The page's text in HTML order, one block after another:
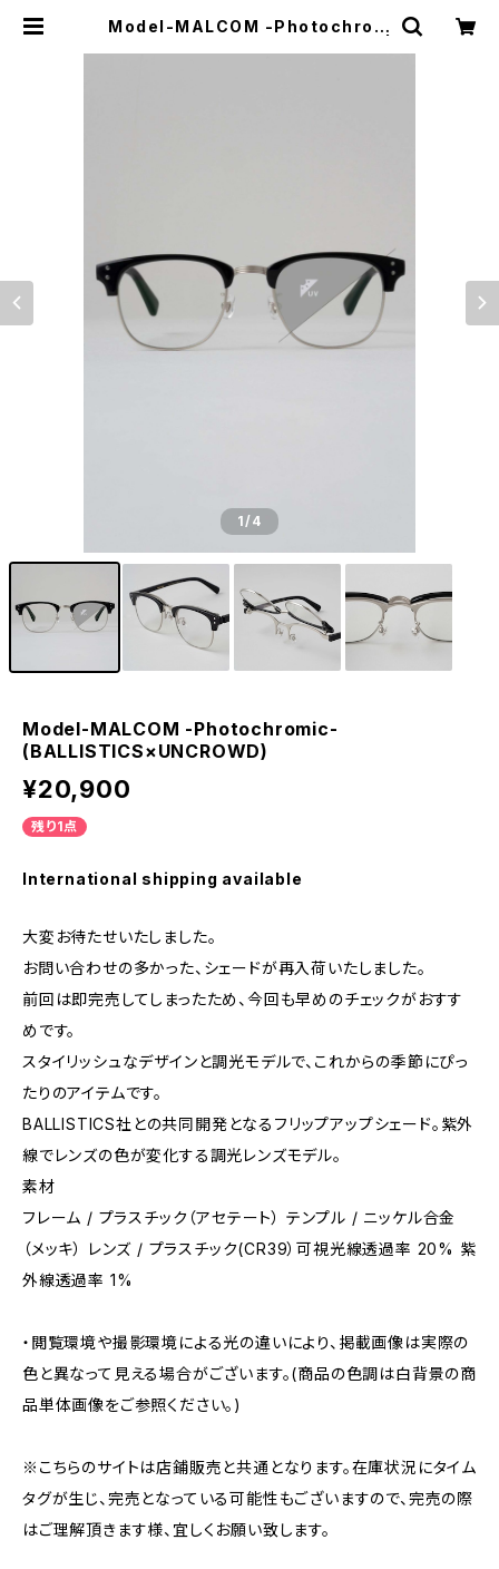
Model-MALCOM -Photochrom
1/4
Model-MALCOM -Photochromic-
(BALLISTICS×UNCROWD)
¥20,900
残り1点
International shipping available
大変お待たせいたしました。
お問い合わせの多かった、シェードが再入荷いたしました。
前回は即完売してしまったため、今回も早めのチェックがおすす
めです。
スタイリッシュなデザインと調光モデルで、これからの季節にぴっ
たりのアイテムです。
BALLISTICS社との共同開発となるフリップアップシェード。紫外
線でレンズの色が変化する調光レンズモデル。
素材
フレーム / プラスチック（アセテート） テンプル / ニッケル合金
（メッキ） レンズ / プラスチック(CR39）可視光線透過率 20% 紫
外線透過率 1%
・閲覧環境や撮影環境による光の違いにより、掲載画像は実際の
色と異なって見える場合がございます。(商品の色調は白背景の商
品単体画像をご参照ください。)
※こちらのサイトは店鋪販売と共通となります。在庫状況にタイム
タグが生じ、完売となっている可能性もございますので、完売の際
はご理解頂きます様、宜しくお願い致します。